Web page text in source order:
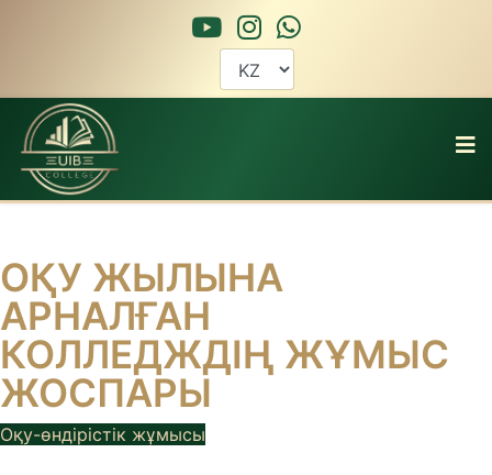
ОҚУ ЖЫЛЫНА
АРНАЛҒАН
КОЛЛЕДЖДІҢ ЖҰМЫС
ЖОСПАРЫ
Оқу-өндірістік жұмысы